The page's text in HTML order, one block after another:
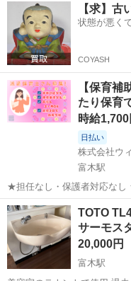
【求】古
状態が悪く
COYASH
【保育補
たり保育
時給1,700
日払い
株式会社ウ
富木駅
★担任なし・保護者対応な
類なし 担任保育士さんの補助として、 乳児メインまたはクラスフリー
のお仕事 ※保育園の詳細は、ご応募後に 専任担当よりご案内します！
*お仕事内容：* ...
大阪 高石市 富木駅
TOTO
サーモス
20,000円
富木駅